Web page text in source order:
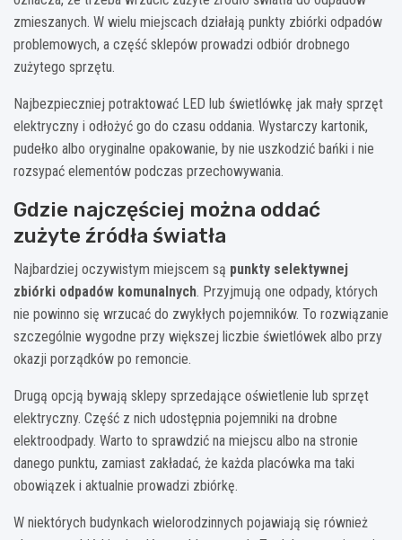
zmieszanych. W wielu miejscach działają punkty zbiórki odpadów
problemowych, a część sklepów prowadzi odbiór drobnego
zużytego sprzętu.
Najbezpieczniej potraktować LED lub świetlówkę jak mały sprzęt
elektryczny i odłożyć go do czasu oddania. Wystarczy kartonik,
pudełko albo oryginalne opakowanie, by nie uszkodzić bańki i nie
rozsypać elementów podczas przechowywania.
Gdzie najczęściej można oddać
zużyte źródła światła
Najbardziej oczywistym miejscem są punkty selektywnej
zbiórki odpadów komunalnych. Przyjmują one odpady, których
nie powinno się wrzucać do zwykłych pojemników. To rozwiązanie
szczególnie wygodne przy większej liczbie świetlówek albo przy
okazji porządków po remoncie.
Drugą opcją bywają sklepy sprzedające oświetlenie lub sprzęt
elektryczny. Część z nich udostępnia pojemniki na drobne
elektroodpady. Warto to sprawdzić na miejscu albo na stronie
danego punktu, zamiast zakładać, że każda placówka ma taki
obowiązek i aktualnie prowadzi zbiórkę.
W niektórych budynkach wielorodzinnych pojawiają się również